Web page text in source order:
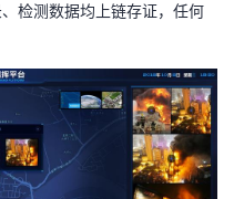
检测数据均上链存证，任何